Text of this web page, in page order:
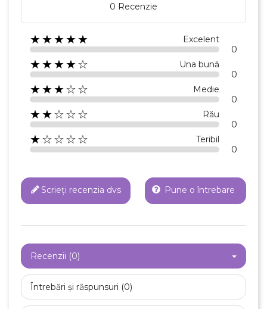
0 Recenzie
★★★★★ Excelent
0
★★★★☆ Una bună
0
★★★☆☆ Medie
0
★★☆☆☆ Rău
0
★☆☆☆☆ Teribil
0
Scrieți recenzia dvs Pune o întrebare
Recenzii (0)
Întrebări și răspunsuri (0)